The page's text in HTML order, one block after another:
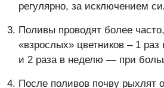
регулярно, за исключением
Поливы проводят более
«взрослых» цветников – 1
и 2 раза в неделю — при
После поливов почву рыхлят